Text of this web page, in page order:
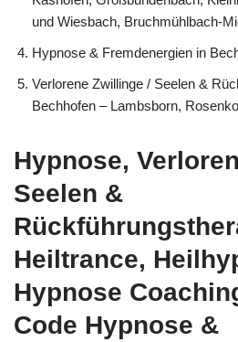
und Wiesbach, Bruchmühlbach-
Hypnose & Fremdenergien in
Verlorene Zwillinge / Seelen &
Bechhofen – Lambsborn,
Hypnose,
Seelen &
Heiltrance,
Hypnose
Code Hypnose &